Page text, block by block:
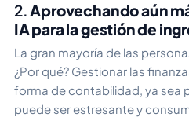
2.Aprovechando aún
IA para la gestión de
La gran mayoría de las
¿Por qué? Gestionar las
forma de contabilidad, ya sea
puede ser estresante y